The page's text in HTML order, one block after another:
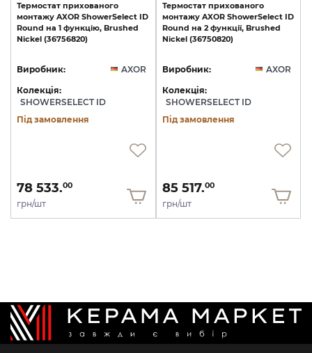
Термостат прихованого
монтажу AXOR ShowerSelect ID
Round на 1 функцію, Brushed
Nickel (36756820)
Виробник:
AXOR
Колекція:
SHOWERSELECT ID
Під замовлення
78 533.00
грн/шт
Термостат прихованого
монтажу AXOR ShowerSelect ID
Round на 2 функції, Brushed
Nickel (36750820)
Виробник:
AXOR
Колекція:
SHOWERSELECT ID
Під замовлення
85 517.00
грн/шт